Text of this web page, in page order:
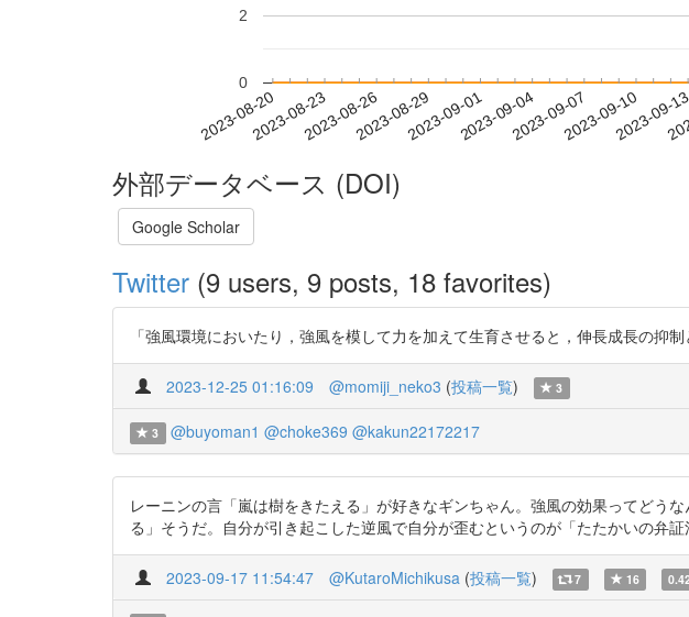
2023-08-202023-08-232023-08-262023-08-292023-09-012023-09-042023-09-072023-09-102023-09-
0
2
外部データベース (DOI)
Google Scholar
Twitter (9 users, 9 posts, 18 favorites)
「強風環境においたり，強風を模して力を加えて生育させると，伸長成長の
2023-12-25 01:16:09 @momiji_neko3 (投稿一覧) 3
3 @buyoman1 @choke369 @kakun22172217
レーニンの言「嵐は樹をきたえる」が好きなギンちゃん。強風の効果ってどう
る」そうだ。自分が引き起こした逆風で自分が歪むというのが「たたかいの
2023-09-17 11:54:47 @KutaroMichikusa (投稿一覧) 7 16